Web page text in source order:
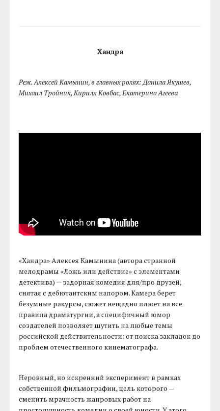
Хандра
Реж. Алексей Камынин, в главных ролях: Данила Якушев,
Михаил Тройник, Кирилл Ковбас, Екатерина Агеева
«Хандра» Алексея Камынина (автора странной
мелодрамы «Ложь или действие» с элементами
детектива) — задорная комедия для/про друзей,
снятая с дебютантским напором. Камера берет
безумные ракурсы, сюжет нещадно плюет на все
правила драматургии, а специфичный юмор
создателей позволяет шутить на любые темы
российской действительности: от поиска закладок до
проблем отечественного кинематографа.
Неровный, но искренний эксперимент в рамках
собственной фильмографии, цель которого —
сменить мрачность жанровых работ на